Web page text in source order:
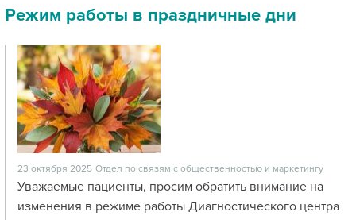
Режим работы в праздничные дни
23 октября 2025 Отдел по связям с общественностью и маркетингу
Уважаемые пациенты, просим обратить внимание на
изменения в режиме работы Диагностического центра